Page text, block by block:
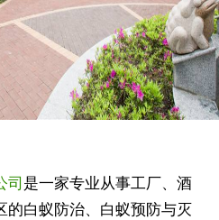
司 是一家专业从事工厂、酒
的白蚁防治、白蚁预防与灭